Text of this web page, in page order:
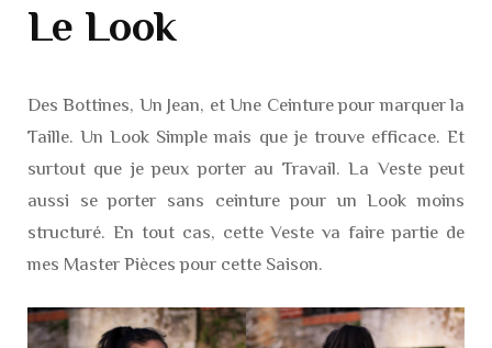
Le Look
Des Bottines, Un Jean, et Une Ceinture pour marquer la
Taille. Un Look Simple mais que je trouve efficace. Et
surtout que je peux porter au Travail. La Veste peut
aussi se porter sans ceinture pour un Look moins
structuré. En tout cas, cette Veste va faire partie de
mes Master Pièces pour cette Saison.